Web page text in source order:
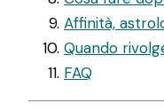
Affinità,
Quando
FAQ